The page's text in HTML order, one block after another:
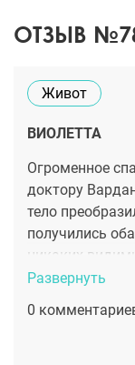
ОТЗЫВ
Живот
ВИОЛЕТТА
Огроменное
доктору
тело
получились
никаких
откуда жир
проколы. Но
супер! За одну
Развернуть
0